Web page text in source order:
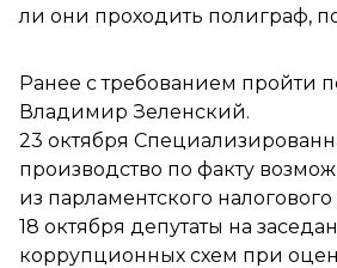
ли они проходить полиграф,
Ранее с требованием пройти
Владимир Зеленский.
23 октября
производство по факту
из парламентского налогового
18 октября депутаты на
коррупционных схем при